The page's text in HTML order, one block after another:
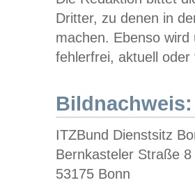
Dritter, zu denen in
machen. Ebenso
fehlerfrei, aktuell oder
Bildnachweis:
ITZBund Dienstsitz
Bernkasteler Straße 8
53175 Bonn